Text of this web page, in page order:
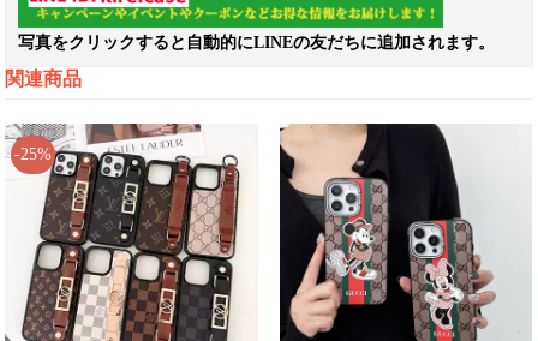
写真をクリックすると自動的にLINEの友だちに追加されます。
関連商品
-25%